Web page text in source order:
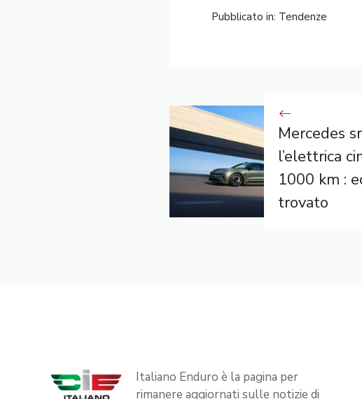
Pubblicato in: Tendenze
Mercedes
l’elettrica
1000 km :
trovato
Italiano Enduro è la pagina per
rimanere aggiornati sulle notizie di